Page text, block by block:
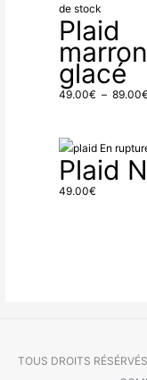
de stock
Plaid
marron
glacé
49.00€ – 89.00€
En
Plaid
49.00€
TOUS DROITS